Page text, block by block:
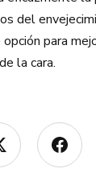
del
para
la cara.